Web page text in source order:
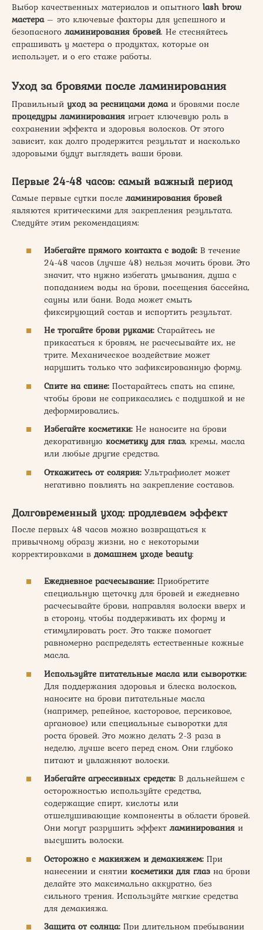
Выбор качественных материалов и опытного lash brow
мастера– это ключевые факторы для успешного и
безопасного ламинирования бровей. Не стесняйтесь
спрашивать у мастера о продуктах, которые он
использует, и о его стаже работы.
Уход за бровями после ламинирования
Правильный уход за ресницами домаи бровями после
процедуры ламинирования играет ключевую роль в
сохранении эффекта и здоровья волосков. От этого
зависит, как долго продержится результат и насколько
здоровыми будут выглядеть ваши брови.
Первые 24-48 часов: самый важный период
Самые первые сутки после ламинирования бровей
являются критическими для закрепления результата.
Следуйте этим рекомендациям:
Избегайте прямого контакта с водой: В течение
24-48 часов (лучше 48) нельзя мочить брови. Это
значит, что нужно избегать умывания, душа с
попаданием воды на брови, посещения бассейна,
сауны или бани. Вода может смыть
фиксирующий состав и испортить результат.
Не трогайте брови руками: Старайтесь не
прикасаться к бровям, не расчесывайте их, не
трите. Механическое воздействие может
нарушить только что зафиксированную форму.
Спите на спине: Постарайтесь спать на спине,
чтобы брови не соприкасались с подушкой и не
деформировались.
Избегайте косметики: Не наносите на брови
декоративную косметику для глаз, кремы, масла
или любые другие средства.
Откажитесь от солярия: Ультрафиолет может
негативно повлиять на закрепление составов.
Долговременный уход: продлеваем эффект
После первых 48 часов можно возвращаться к
привычному образу жизни, но с некоторыми
корректировками в домашнем уходе beauty:
Ежедневное расчесывание: Приобретите
специальную щеточку для бровей и ежедневно
расчесывайте брови, направляя волоски вверх и
в сторону, чтобы поддерживать их форму и
стимулировать рост. Это также помогает
равномерно распределять естественные кожные
масла.
Используйте питательные масла или сыворотки:
Для поддержания здоровья и блеска волосков,
наносите на брови питательные масла
(например, репейное, касторовое, персиковое,
аргановое) или специальные сыворотки для
роста бровей. Это можно делать 2-3 раза в
неделю, лучше всего перед сном. Они глубоко
питают и увлажняют волоски.
Избегайте агрессивных средств: В дальнейшем с
осторожностью используйте средства,
содержащие спирт, кислоты или
отшелушивающие компоненты в области бровей.
Они могут разрушить эффект ламинирования и
высушить волоски.
Осторожно с макияжем и демакияжем: При
нанесении и снятии косметики для глаз на брови
делайте это максимально аккуратно, без
сильного трения. Используйте мягкие средства
для демакияжа.
Защита от солнца: При длительном пребывании